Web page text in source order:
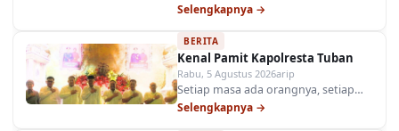
Asesmen Sertifikasi Mutu Peradilan
Pengawasan Daerah oleh
Pengadilan Tinggi Surabaya pada
Pengadilan Negeri Tuban.
Selengkapnya →
BERITA
Kenal Pamit Kapolresta Tuban
Rabu, 5 Agustus 2026arip
Setiap masa ada orangnya, setiap
orang ada masanya
Selengkapnya →